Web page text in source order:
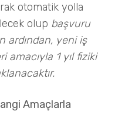
otomatik yolla
olup başvuru
ardından, yeni iş
amacıyla 1 yıl fiziki
Amaçlarla